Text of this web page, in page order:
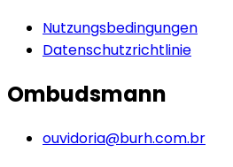
Nutzungsbedingungen
Datenschutzrichtlinie
Ombudsmann
ouvidoria@burh.com.br